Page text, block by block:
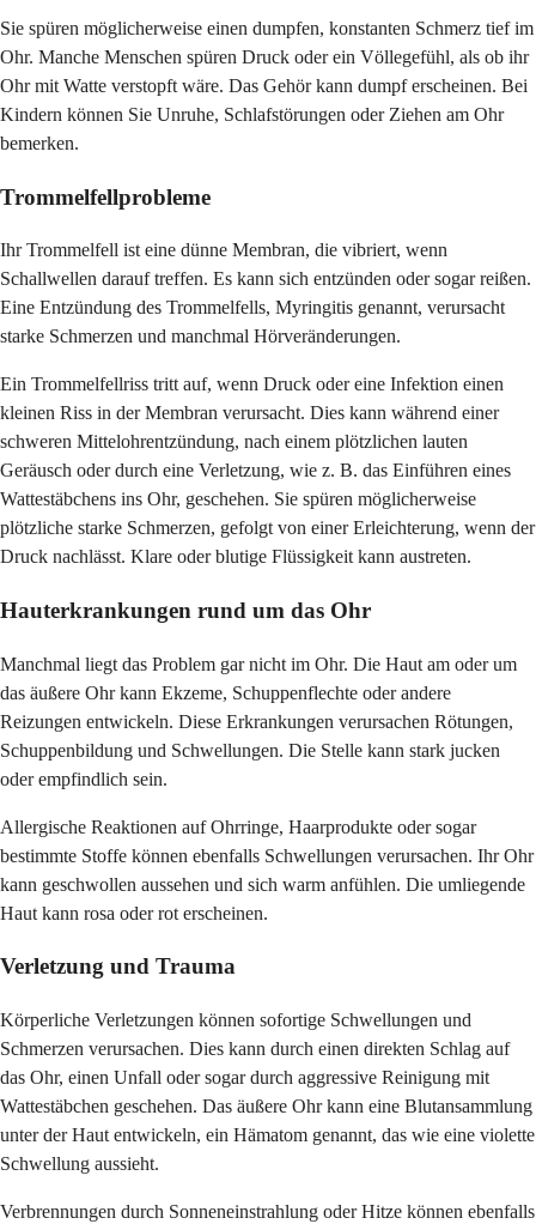
Sie spüren möglicherweise einen dumpfen, konstanten Schmerz tief im
Ohr. Manche Menschen spüren Druck oder ein Völlegefühl, als ob ihr
Ohr mit Watte verstopft wäre. Das Gehör kann dumpf erscheinen. Bei
Kindern können Sie Unruhe, Schlafstörungen oder Ziehen am Ohr
bemerken.
Trommelfellprobleme
Ihr Trommelfell ist eine dünne Membran, die vibriert, wenn
Schallwellen darauf treffen. Es kann sich entzünden oder sogar reißen.
Eine Entzündung des Trommelfells, Myringitis genannt, verursacht
starke Schmerzen und manchmal Hörveränderungen.
Ein Trommelfellriss tritt auf, wenn Druck oder eine Infektion einen
kleinen Riss in der Membran verursacht. Dies kann während einer
schweren Mittelohrentzündung, nach einem plötzlichen lauten
Geräusch oder durch eine Verletzung, wie z. B. das Einführen eines
Wattestäbchens ins Ohr, geschehen. Sie spüren möglicherweise
plötzliche starke Schmerzen, gefolgt von einer Erleichterung, wenn der
Druck nachlässt. Klare oder blutige Flüssigkeit kann austreten.
Hauterkrankungen rund um das Ohr
Manchmal liegt das Problem gar nicht im Ohr. Die Haut am oder um
das äußere Ohr kann Ekzeme, Schuppenflechte oder andere
Reizungen entwickeln. Diese Erkrankungen verursachen Rötungen,
Schuppenbildung und Schwellungen. Die Stelle kann stark jucken
oder empfindlich sein.
Allergische Reaktionen auf Ohrringe, Haarprodukte oder sogar
bestimmte Stoffe können ebenfalls Schwellungen verursachen. Ihr Ohr
kann geschwollen aussehen und sich warm anfühlen. Die umliegende
Haut kann rosa oder rot erscheinen.
Verletzung und Trauma
Körperliche Verletzungen können sofortige Schwellungen und
Schmerzen verursachen. Dies kann durch einen direkten Schlag auf
das Ohr, einen Unfall oder sogar durch aggressive Reinigung mit
Wattestäbchen geschehen. Das äußere Ohr kann eine Blutansammlung
unter der Haut entwickeln, ein Hämatom genannt, das wie eine violette
Schwellung aussieht.
Verbrennungen durch Sonneneinstrahlung oder Hitze können ebenfalls